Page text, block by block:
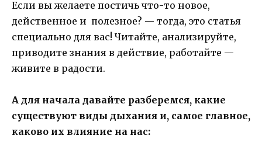
Если вы желаете постичь что-то новое,
действенное и полезное? — тогда, это статья
специально для вас! Читайте, анализируйте,
приводите знания в действие, работайте —
живите в радости.
А для начала давайте разберемся, какие
существуют виды дыхания и, самое главное,
каково их влияние на нас: